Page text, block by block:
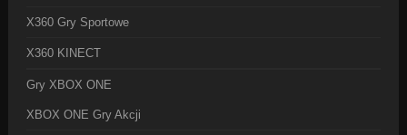
X360 Gry Sportowe
X360 KINECT
Gry XBOX ONE
XBOX ONE Gry Akcji